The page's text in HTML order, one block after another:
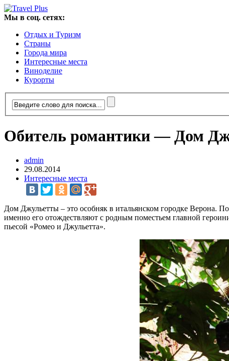
Мы в соц. сетях:
Отдых и Туризм
Страны
Города мира
Интересные места
Виноделие
Курорты
Обитель романтики — Дом
admin
29.08.2014
Интересные места
Дом Джульетты – это особняк в итальянском городке Верона.
именно его отождествляют с родным поместьем главной
пьесой «Ромео и Джульетта».